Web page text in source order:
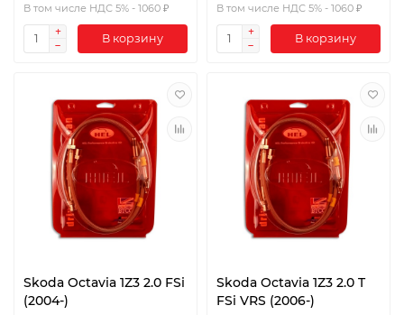
В том числе НДС 5% - 1060 ₽
В корзину
В том числе НДС 5% - 1060 ₽
В корзину
Skoda Octavia 1Z3 2.0 FSi
(2004-)
Skoda Octavia 1Z3 2.0 T
FSi VRS (2006-)